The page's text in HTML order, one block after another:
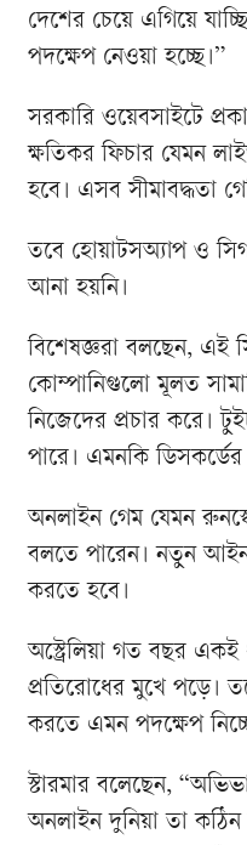
দেশের চেয়ে এগিয়ে
পদক্ষেপ নেওয়া হচ্ছে।”
সরকারি ওয়েবসাইটে
ক্ষতিকর ফিচার যেমন
হবে। এসব সীমাবদ্ধতা
তবে হোয়াটসঅ্যাপ ও
আনা হয়নি।
বিশেষজ্ঞরা বলছেন, এই
কোম্পানিগুলো মূলত
নিজেদের প্রচার করে।
পারে। এমনকি
অনলাইন গেম যেমন
বলতে পারেন। নতুন
করতে হবে।
অস্ট্রেলিয়া গত বছর
প্রতিরোধের মুখে পড়ে।
করতে এমন পদক্ষেপ
স্টারমার বলেছেন,
অনলাইন দুনিয়া তা